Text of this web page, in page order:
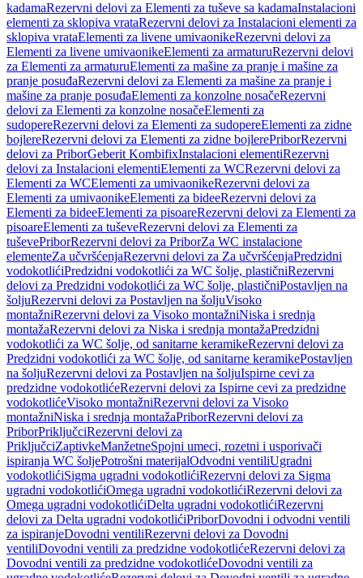
kadamaRezervni delovi za Elementi za tuševe sa kadamaInstalacioni
elementi za sklopiva vrataRezervni delovi za Instalacioni elementi za
sklopiva vrataElementi za livene umivaonikeRezervni delovi za
Elementi za livene umivaonikeElementi za armaturuRezervni delovi
za Elementi za armaturuElementi za mašine za pranje i mašine za
pranje posuđaRezervni delovi za Elementi za mašine za pranje i
mašine za pranje posuđaElementi za konzolne nosačeRezervni
delovi za Elementi za konzolne nosačeElementi za
sudopereRezervni delovi za Elementi za sudopereElementi za zidne
bojlereRezervni delovi za Elementi za zidne bojlerePriborRezervni
delovi za PriborGeberit KombifixInstalacioni elementiRezervni
delovi za Instalacioni elementiElementi za WCRezervni delovi za
Elementi za WCElementi za umivaonikeRezervni delovi za
Elementi za umivaonikeElementi za bideeRezervni delovi za
Elementi za bideeElementi za pisoareRezervni delovi za Elementi za
pisoareElementi za tuševeRezervni delovi za Elementi za
tuševePriborRezervni delovi za PriborZa WC instalacione
elementeZa učvršćenjaRezervni delovi za Za učvršćenjaPredzidni
vodokotlićiPredzidni vodokotlići za WC šolje, plastičniRezervni
delovi za Predzidni vodokotlići za WC šolje, plastičniPostavljen na
šoljuRezervni delovi za Postavljen na šoljuVisoko
montažniRezervni delovi za Visoko montažniNiska i srednja
montažaRezervni delovi za Niska i srednja montažaPredzidni
vodokotlići za WC šolje, od sanitarne keramikeRezervni delovi za
Predzidni vodokotlići za WC šolje, od sanitarne keramikePostavljen
na šoljuRezervni delovi za Postavljen na šoljuIspirne cevi za
predzidne vodokotlićeRezervni delovi za Ispirne cevi za predzidne
vodokotlićeVisoko montažniRezervni delovi za Visoko
montažniNiska i srednja montažaPriborRezervni delovi za
PriborPriključciRezervni delovi za
PriključciZaptivkeManžetneSpojni umeci, rozetni i usporivači
ispiranja WC šoljePotrošni materijalOdvodni ventiliUgradni
vodokotlićiSigma ugradni vodokotlićiRezervni delovi za Sigma
ugradni vodokotlićiOmega ugradni vodokotlićiRezervni delovi za
Omega ugradni vodokotlićiDelta ugradni vodokotlićiRezervni
delovi za Delta ugradni vodokotlićiPriborDovodni i odvodni ventili
za ispiranjeDovodni ventiliRezervni delovi za Dovodni
ventiliDovodni ventili za predzidne vodokotlićeRezervni delovi za
Dovodni ventili za predzidne vodokotlićeDovodni ventili za